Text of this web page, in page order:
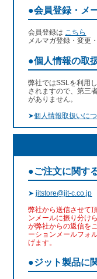
●会員登録・メ
会員登録は こちら
メルマガ登録・変更
●個人情報の取
弊社ではSSLを利用
されますので、第三
がありません。
➤個人情報取扱いに
●ご注文に関す
➤jitstore@jit-c.co.jp
弊社から送信させて
ンメールに振り分け
が弊社からの返信を
ーションメールフォ
げます。
●ジット製品に